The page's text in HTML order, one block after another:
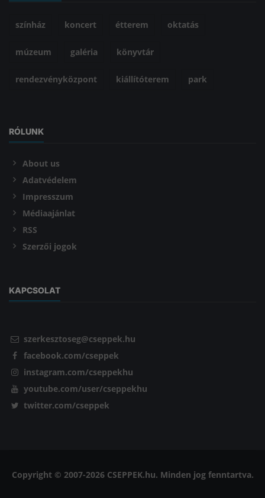
színház koncert étterem oktatás
múzeum galéria könyvtár
rendezvényközpont kiállítóterem park
RÓLUNK
About us
Adatvédelem
Impresszum
Médiaajánlat
RSS
Szerzői jogok
KAPCSOLAT
szerkesztoseg@cseppek.hu
facebook.com/cseppek
instagram.com/cseppekhu
youtube.com/user/cseppekhu
twitter.com/cseppek
Copyright © 2007-2026 CSEPPEK.hu. Minden jog fenntartva.